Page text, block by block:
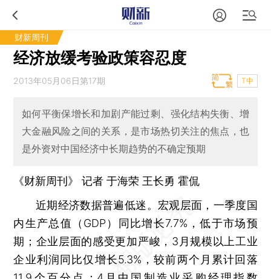
财新周刊
经济放缓考验政策容忍度
2013年05月06日第17期 T中
如何平衡保增长和加剧产能过剩、强化结构失衡、增
大金融风险之间的关系，是市场热切关注的焦点，也
是外资对中国经济中长期趋势的不确定预期
《财新周刊》 记者于海荣 王长勇 霍侃
近期经济数据普遍低迷。宏观层面，一季度国
内生产总值（GDP）同比增长7.7%，低于市场预
期；企业层面的感受更加严峻，3月规模以上工业
企业利润同比仅增长5.3%，较前两个月累计回落